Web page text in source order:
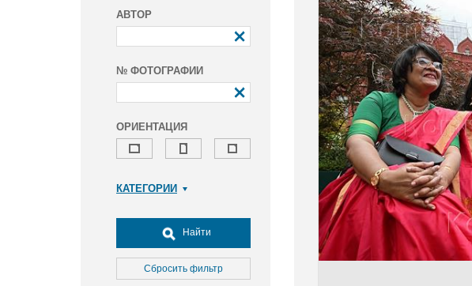
АВТОР
№ ФОТОГРАФИИ
ОРИЕНТАЦИЯ
КАТЕГОРИИ
Досуг, туризм и отдых
Культура
Медицина
Найти
Сбросить фильтр